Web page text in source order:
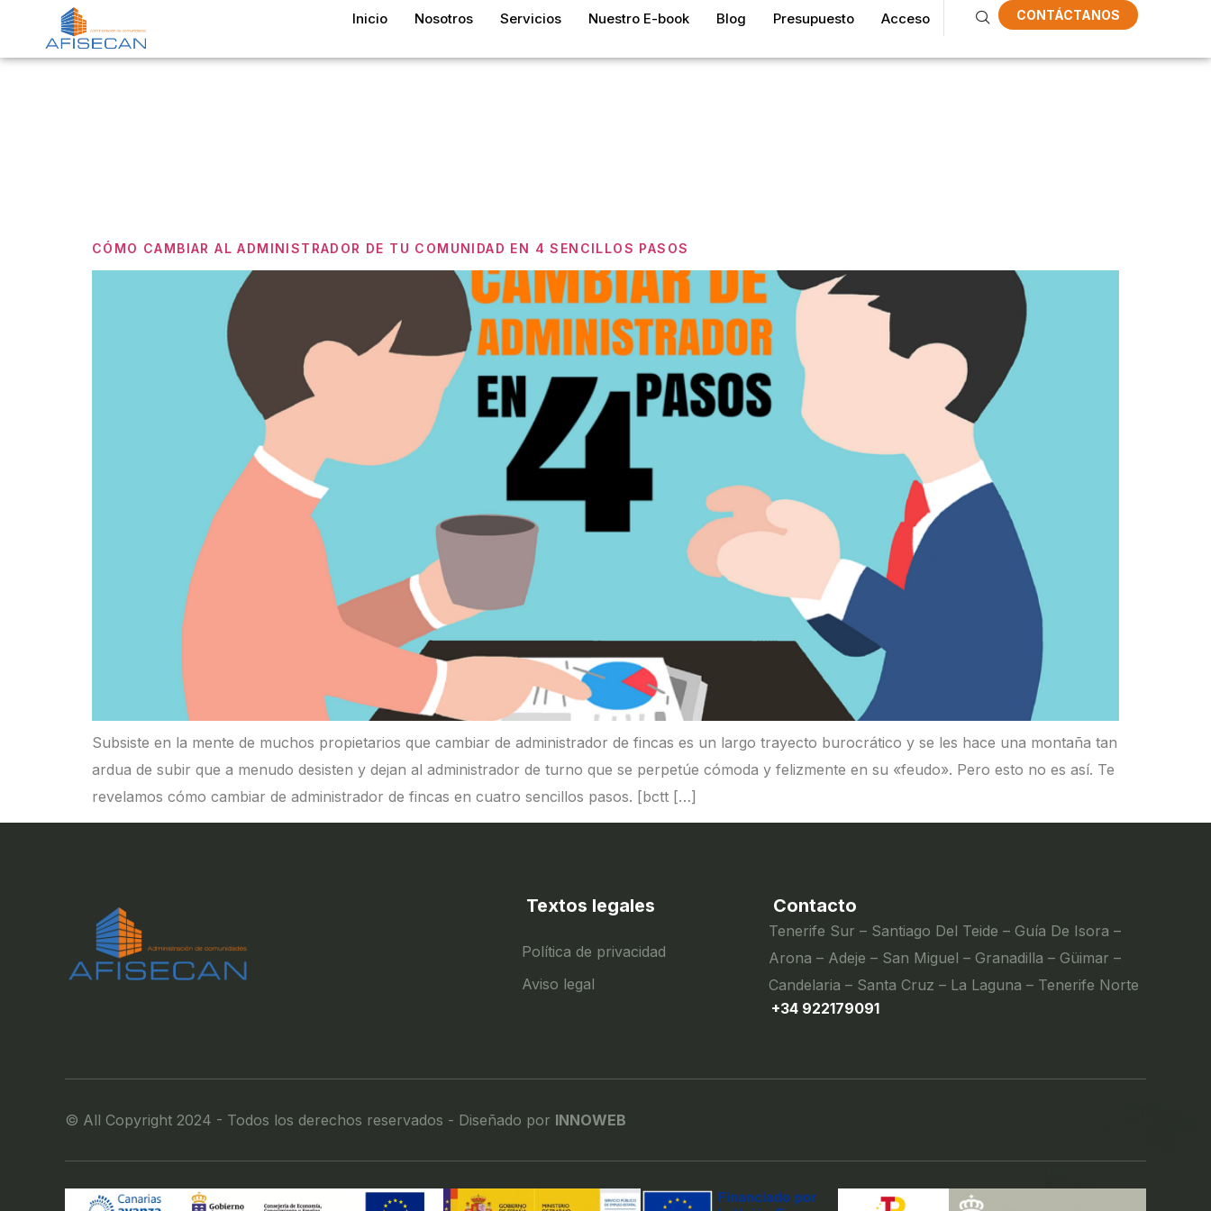
Inicio Nosotros Servicios Nuestro E-book Blog Presupuesto Acceso CONTÁCTANOS
CÓMO CAMBIAR AL ADMINISTRADOR DE TU COMUNIDAD EN 4 SENCILLOS PASOS
Subsiste en la mente de muchos propietarios que cambiar de administrador de fincas es un largo trayecto burocrático y se les hace una montaña tan
ardua de subir que a menudo desisten y dejan al administrador de turno que se perpetúe cómoda y felizmente en su «feudo». Pero esto no es así. Te
revelamos cómo cambiar de administrador de fincas en cuatro sencillos pasos. [bctt […]
Textos legales
Política de privacidad
Aviso legal
Contacto
Tenerife Sur – Santiago Del Teide – Guía De Isora –
Arona – Adeje – San Miguel – Granadilla – Güimar –
Candelaria – Santa Cruz – La Laguna – Tenerife Norte
+34 922179091
© All Copyright 2024 - Todos los derechos reservados - Diseñado por INNOWEB